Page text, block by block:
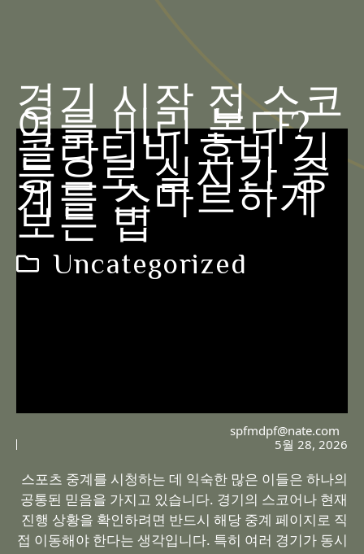
경기 시작 전 스코
어를 미리 본다?
콜라티비 호버 기
능으로 실시간 중
계를 스마트하게
보는 법
Uncategorized
spfmdpf@nate.com
5월 28, 2026
스포츠 중계를 시청하는 데 익숙한 많은 이들은 하나의
공통된 믿음을 가지고 있습니다. 경기의 스코어나 현재
진행 상황을 확인하려면 반드시 해당 중계 페이지로 직
접 이동해야 한다는 생각입니다. 특히 여러 경기가 동시